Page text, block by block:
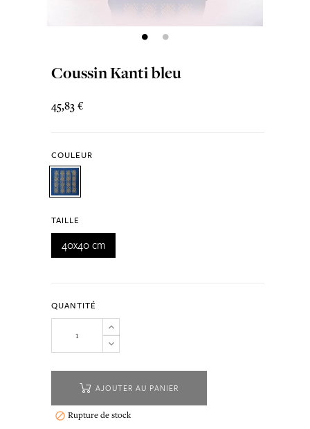
Coussin Kanti bleu
45,83 €
COULEUR
TAILLE
40x40 cm
QUANTITÉ
AJOUTER AU PANIER
 Rupture de stock